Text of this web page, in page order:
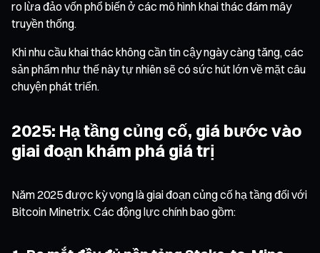
ro lừa đảo vốn phổ biến ở các mô hình khai thác đám mây
truyền thống.
Khi nhu cầu khai thác không cần tin cậy ngày càng tăng, các
sản phẩm như thế này tự nhiên sẽ có sức hút lớn về mặt câu
chuyện phát triển.
2025: Hạ tầng củng cố, giá bước vào
giai đoạn khám phá giá trị
Năm 2025 được kỳ vọng là giai đoạn củng cố hạ tầng đối với
Bitcoin Minetrix. Các động lực chính bao gồm: